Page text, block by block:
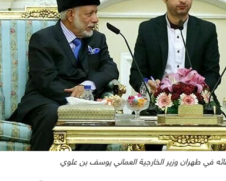
في طهران وزير الخارجية العماني يوسف بن علوي